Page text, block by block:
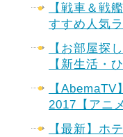
【戦車＆戦
すすめ人気
【お部屋探
【新生活・
【
2017【アニ
【最新】ホ